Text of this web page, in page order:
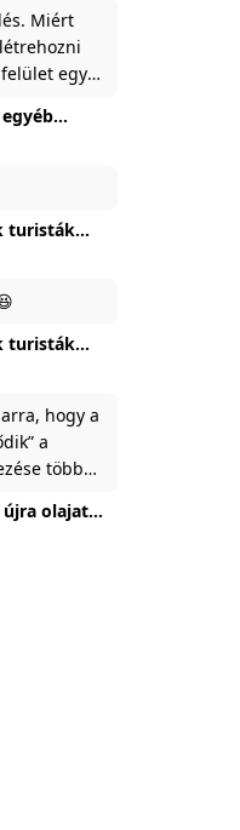
fontos
a
napot,
a
között -
:)
Miért
egy
turisták
felőli
turisták
felőli
hogy a
a
több
szerint a
újra olajat